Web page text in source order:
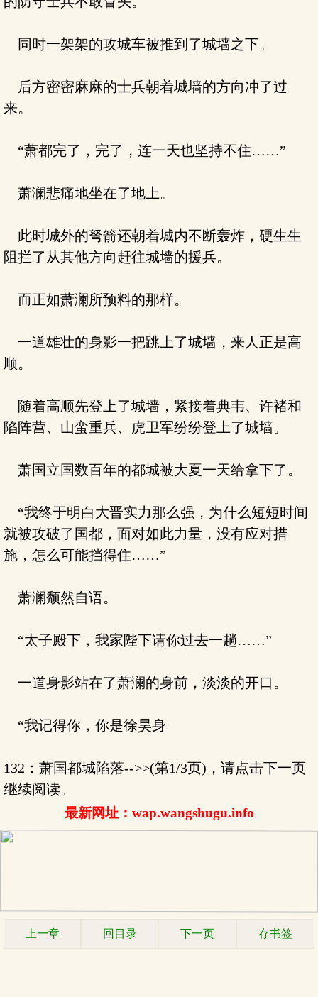
同时一架架的攻城车被推到了城墙之下。
后方密密麻麻的士兵朝着城墙的方向冲了过
来。
“萧都完了，完了，连一天也坚持不住……”
萧澜悲痛地坐在了地上。
此时城外的弩箭还朝着城内不断轰炸，硬生生
阻拦了从其他方向赶往城墙的援兵。
而正如萧澜所预料的那样。
一道雄壮的身影一把跳上了城墙，来人正是高
顺。
随着高顺先登上了城墙，紧接着典韦、许褚和
陷阵营、山蛮重兵、虎卫军纷纷登上了城墙。
萧国立国数百年的都城被大夏一天给拿下了。
“我终于明白大晋实力那么强，为什么短短时间
就被攻破了国都，面对如此力量，没有应对措
施，怎么可能挡得住……”
萧澜颓然自语。
“太子殿下，我家陛下请你过去一趟……”
一道身影站在了萧澜的身前，淡淡的开口。
“我记得你，你是徐昊身
132：萧国都城陷落-->>(第1/3页)，请点击下一页
继续阅读。
最新网址：wap.wangshugu.info
上一章 回目录 下一页 存书签